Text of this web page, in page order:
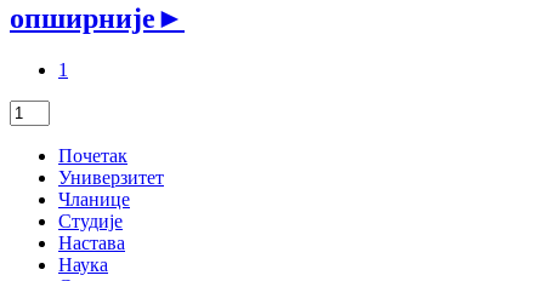
опширније►
1
Почетак
Универзитет
Чланице
Студије
Настава
Наука